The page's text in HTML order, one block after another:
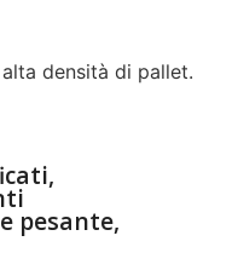
densità di pallet.
pesante,